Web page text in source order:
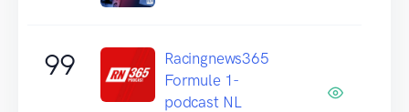
99
Racingnews365
Formule 1-
podcast NL